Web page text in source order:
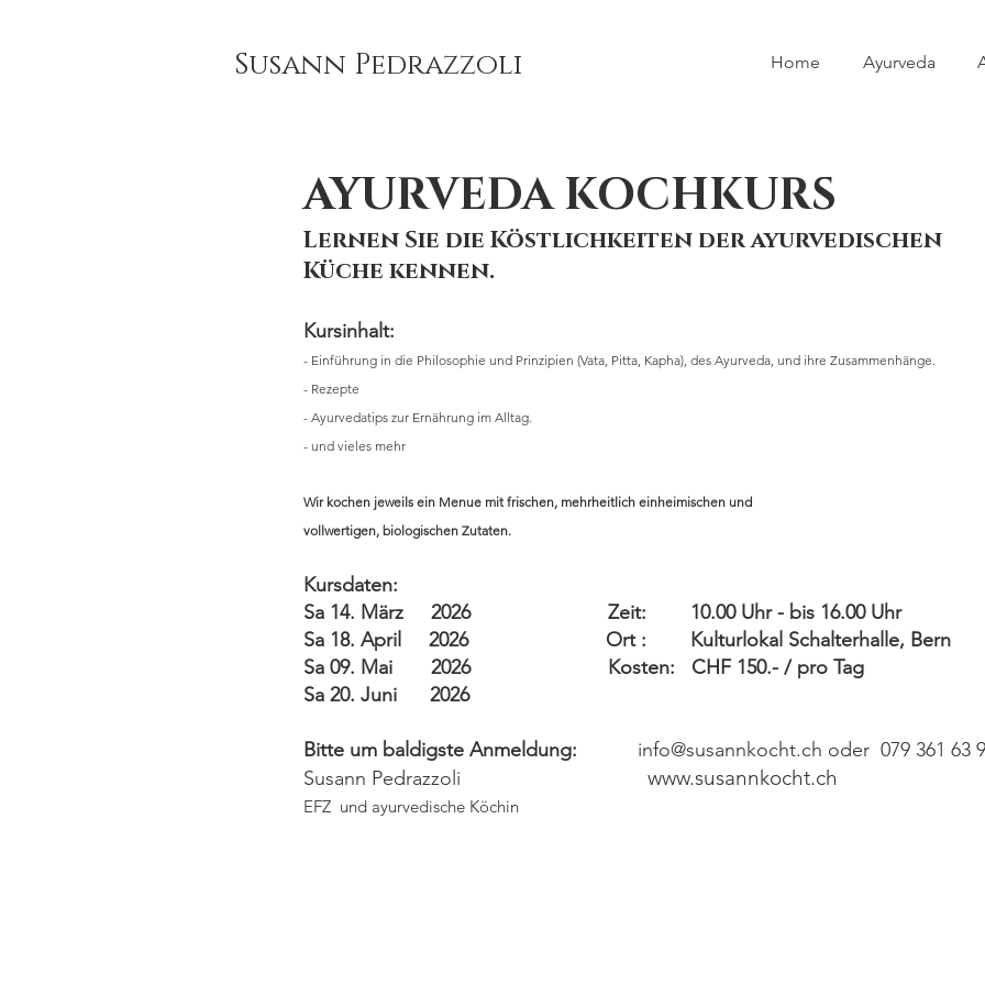
AYURVEDA KOCHKURS
Lernen Sie die Köstlichkeiten der ayurvedischen
Küche kennen.
Kursinhalt:
- Einführung in die Philosophie und Prinzipien (Vata, Pitta, Kapha), des Ayurveda, und ihre Zusammenhänge.
- Rezepte
- Ayurvedatips zur Ernährung im Alltag.
- und vieles mehr
Wir kochen jeweils ein Menue mit frischen, mehrheitlich einheimischen und
vollwertigen, biologischen Zutaten.
Kursdaten:
Sa 14. März 2026 Zeit: 10.00 Uhr - bis 16.00 Uhr
Sa 18. April 2026 Ort : Kulturlokal Schalterhalle, Bern
Sa 09. Mai 2026 Kosten: CHF 150.- / pro Tag
Sa 20. Juni 2026
Bitte um baldigste Anmeldung: info@susannkocht.ch oder 079
Susann Pedrazzoli www.susannkocht.ch
EFZ und ayurvedische Köchin
Susann Pedrazzoli Home Ayurveda